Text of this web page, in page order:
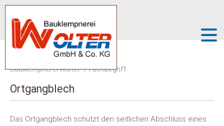
Bauklempnerei Wolter Fachbegriff
Ortgangblech
Das Ortgangblech schützt den seitlichen Abschluss eines